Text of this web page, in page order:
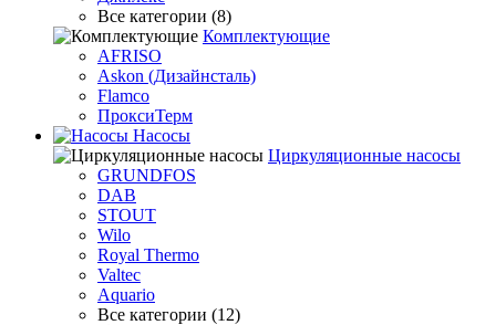
Все категории (8)
Комплектующие
AFRISO
Askon (Дизайнсталь)
Flamco
ПроксиТерм
Насосы
Циркуляционные насосы
GRUNDFOS
DAB
STOUT
Wilo
Royal Thermo
Valtec
Aquario
Все категории (12)